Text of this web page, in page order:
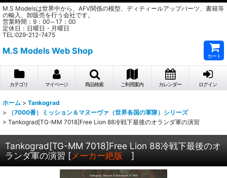
M.S Modelsは世界中から、AFV関係の模型、ディティールアップパーツ、書籍等
の輸入、卸販売を行う会社です。
営業時間：9：00～17：00
定休日：日曜日・月曜日
TEL:029-212-7475
M.S Models Web Shop
カート
カテゴリ マイページ 商品検索 ご利用案内 カレンダー ログイン
ホーム > Tankograd
>
（7000番）ミッション＆マヌーヴァ（世界各国の軍隊）シリーズ
> Tankograd[TG-MM 7018]Free Lion 88冷戦下最後のオランダ軍の演習
Tankograd[TG-MM 7018]Free Lion 88冷戦下最後のオ
ランダ軍の演習 [メーカー絶版 ]